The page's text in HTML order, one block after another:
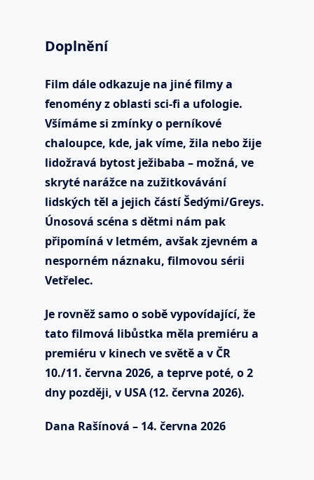
Doplnění
Film dále odkazuje na jiné filmy a
fenomény z oblasti sci-fi a ufologie.
Všímáme si zmínky o perníkové
chaloupce, kde, jak víme, žila nebo žije
lidožravá bytost ježibaba – možná, ve
skryté narážce na zužitkovávání
lidských těl a jejich částí Šedými/Greys.
Únosová scéna s dětmi nám pak
připomíná v letmém, avšak zjevném a
nesporném náznaku, filmovou sérii
Vetřelec.
Je rovněž samo o sobě vypovídající, že
tato filmová libůstka měla premiéru a
premiéru v kinech ve světě a v ČR
10./11. června 2026, a teprve poté, o 2
dny později, v USA (12. června 2026).
Dana Rašínová – 14. června 2026